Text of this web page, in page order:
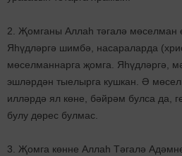
2. Җомганы Аллаһ тәгалә мөселман
Яһүдләргә шимбә, насараларда
мөселманнарга җомга. Яһүдләргә,
эшләрдән тыелырга кушкан. Ә
илләрдә ял көне, бәйрәм булса да,
булу дөрес булмас.
3. Җомга көнне Аллаһ Тәгалә